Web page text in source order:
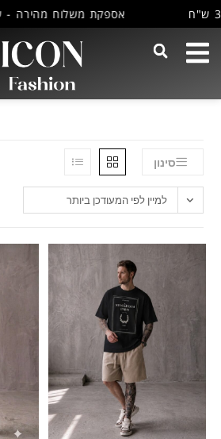
אספקת משלוח מהירה - עד 4 ימי עסקים
סינון
למיין לפי המעודכן ביותר